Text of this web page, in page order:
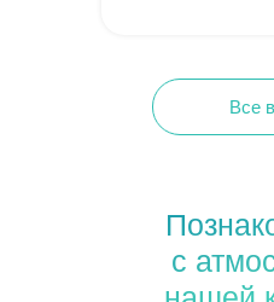
Все
с